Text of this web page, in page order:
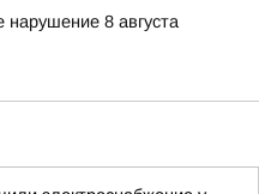
нарушение 8 августа